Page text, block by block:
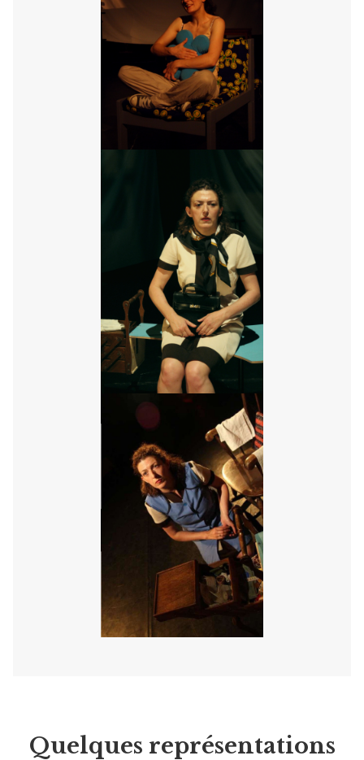
Quelques représentations